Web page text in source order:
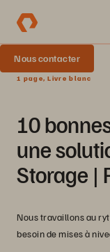
Nous contacter
1 page, Livre blanc
10
une
Storage |
Nous travaillons au
besoin de mises à